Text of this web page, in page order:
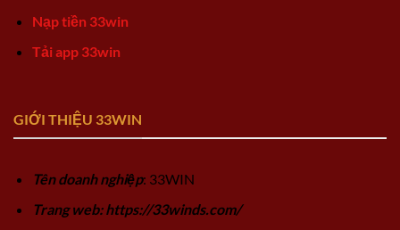
Nạp tiền 33win
Tải app 33win
GIỚI THIỆU 33WIN
Tên doanh nghiệp: 33WIN
Trang web: https://33winds.com/